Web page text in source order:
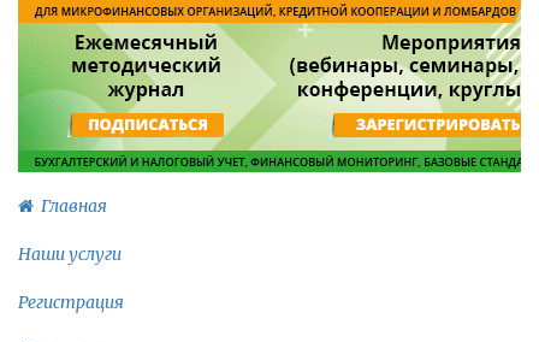
Главная
Наши услуги
Регистрация